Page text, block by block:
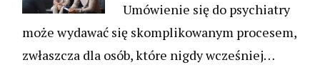
Umówienie się do psychiatry
może wydawać się skomplikowanym procesem,
zwłaszcza dla osób, które nigdy wcześniej…